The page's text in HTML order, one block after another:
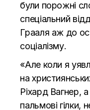
були порожні
спеціальний
Грааля аж до
соціалізму.
«Але коли я
на
Ріхард Вагнер,
пальмові гілки,